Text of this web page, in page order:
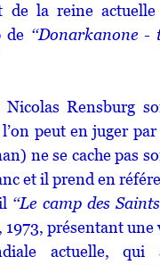
de la reine
de ‘‘Donarkanone -
Rensburg
peut en juger
ne se cache pas
et il prend en
‘‘Le camp des
présentant une
actuelle, qui